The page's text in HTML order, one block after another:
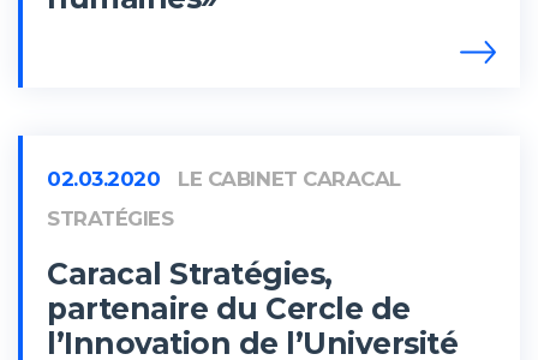
02.03.2020
LE CABINET CARACAL
STRATÉGIES
Caracal Stratégies,
partenaire du Cercle de
l’Innovation de l’Université